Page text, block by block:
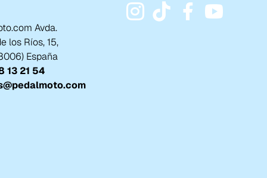
Avda.
los Ríos, 15,
España
13 21 54